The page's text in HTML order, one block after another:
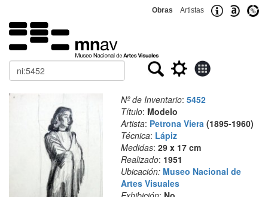
Obras Artistas
Buscar
Nº de Inventario: 5452
Título: Modelo
Artista: Petrona Viera(1895-1960)
Técnica: Lápiz
Medidas: 29 x 17 cm
Realizado: 1951
Ubicación: Museo Nacional de
Artes Visuales